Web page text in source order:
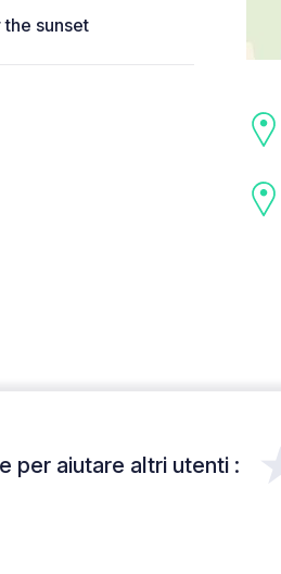
sunset
per aiutare altri utenti :